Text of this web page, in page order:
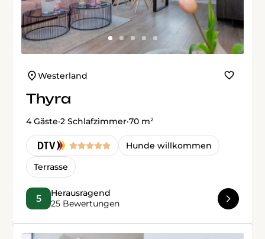
Westerland
Thyra
4 Gäste·2 Schlafzimmer·70 m²
Hunde willkommen
Terrasse
5
Herausragend
25 Bewertungen